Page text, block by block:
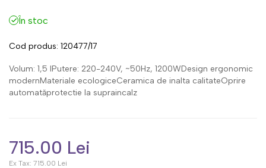
În stoc
Cod produs: 120477/17
Volum: 1,5 lPutere: 220-240V, ~50Hz, 1200WDesign ergonomic
modernMateriale ecologiceCeramica de inalta calitateOprire
automatăprotectie la supraincalz
715.00 Lei
Ex Tax: 715.00 Lei